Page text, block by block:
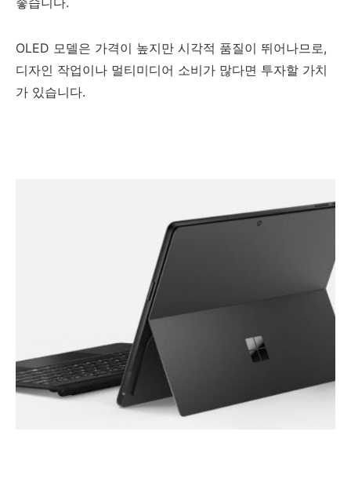
OLED 모델은 가격이 높지만 시각적 품질이 뛰어나므로,
디자인 작업이나 멀티미디어 소비가 많다면 투자할 가치
가 있습니다.